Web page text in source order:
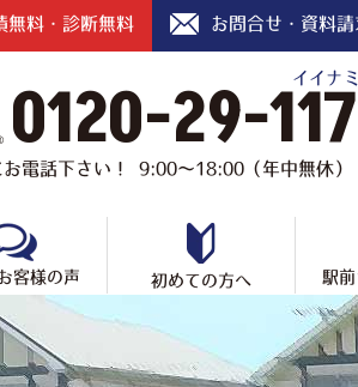
無料・診断無料 お問合せ・資料請
0120-29- イイナミ
お電話下さい！ 9:00〜18:00（年中無休）
客様の声 初めての方へ 駅前